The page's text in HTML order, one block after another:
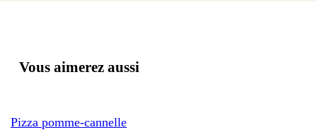
Vous aimerez aussi
Pizza pomme-cannelle